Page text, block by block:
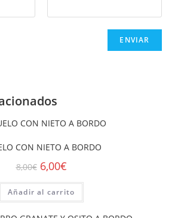
CON NIETO A BORDO
8,00€ 6,00€
Añadir al carrito